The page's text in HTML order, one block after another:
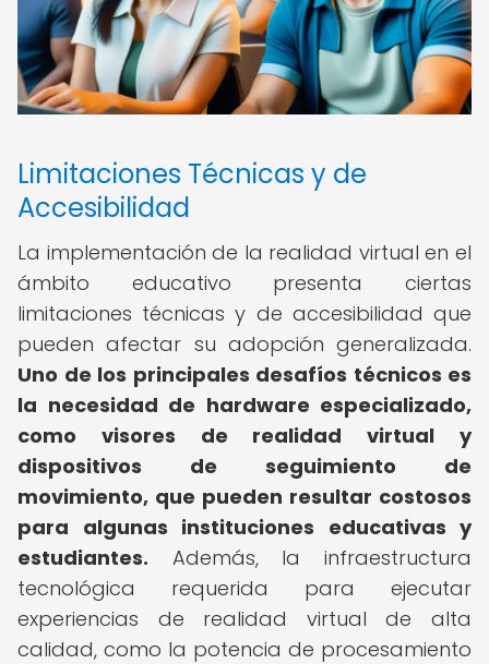
Limitaciones Técnicas y de
Accesibilidad
La implementación de la realidad virtual en el
ámbito educativo presenta ciertas
limitaciones técnicas y de accesibilidad que
pueden afectar su adopción generalizada.
Uno de los principales desafíos técnicos es
la necesidad de hardware especializado,
como visores de realidad virtual y
dispositivos de seguimiento de
movimiento, que pueden resultar costosos
para algunas instituciones educativas y
estudiantes. Además, la infraestructura
tecnológica requerida para ejecutar
experiencias de realidad virtual de alta
calidad, como la potencia de procesamiento